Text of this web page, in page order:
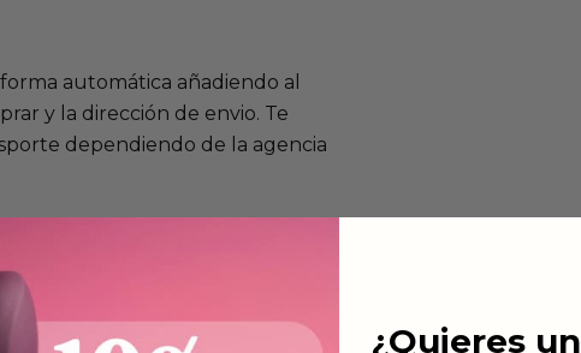
automática añadiendo al
y la dirección de envio. Te
dependiendo de la agencia
y en días laborables.
¿Quieres un